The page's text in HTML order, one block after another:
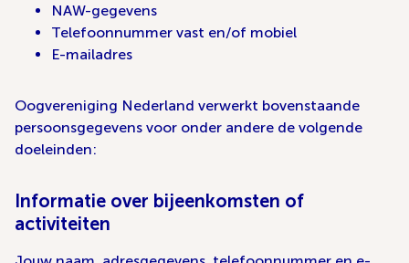
NAW-gegevens
Telefoonnummer vast en/of mobiel
E-mailadres
Oogvereniging Nederland verwerkt bovenstaande
persoonsgegevens voor onder andere de volgende
doeleinden:
Informatie over bijeenkomsten of
activiteiten